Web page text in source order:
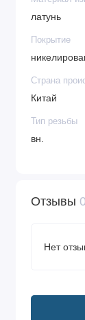
латунь
Покрытие
Страна
Китай
Тип резьбы
вн.
Отзывы 0
Нет